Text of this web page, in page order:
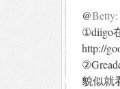
@Betty:
①diigo
http://
貌似就